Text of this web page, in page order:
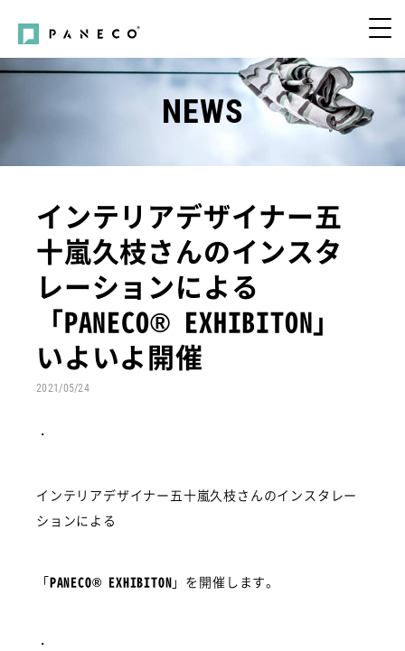
NEWS
インテリアデザイナー五
十嵐久枝さんのインスタ
レーションによる
「PANECO® EXHIBITON」
いよいよ開催
2021/05/24
・
インテリアデザイナー五十嵐久枝さんのインスタレー
ションによる
「PANECO® EXHIBITON 」を開催します。
・